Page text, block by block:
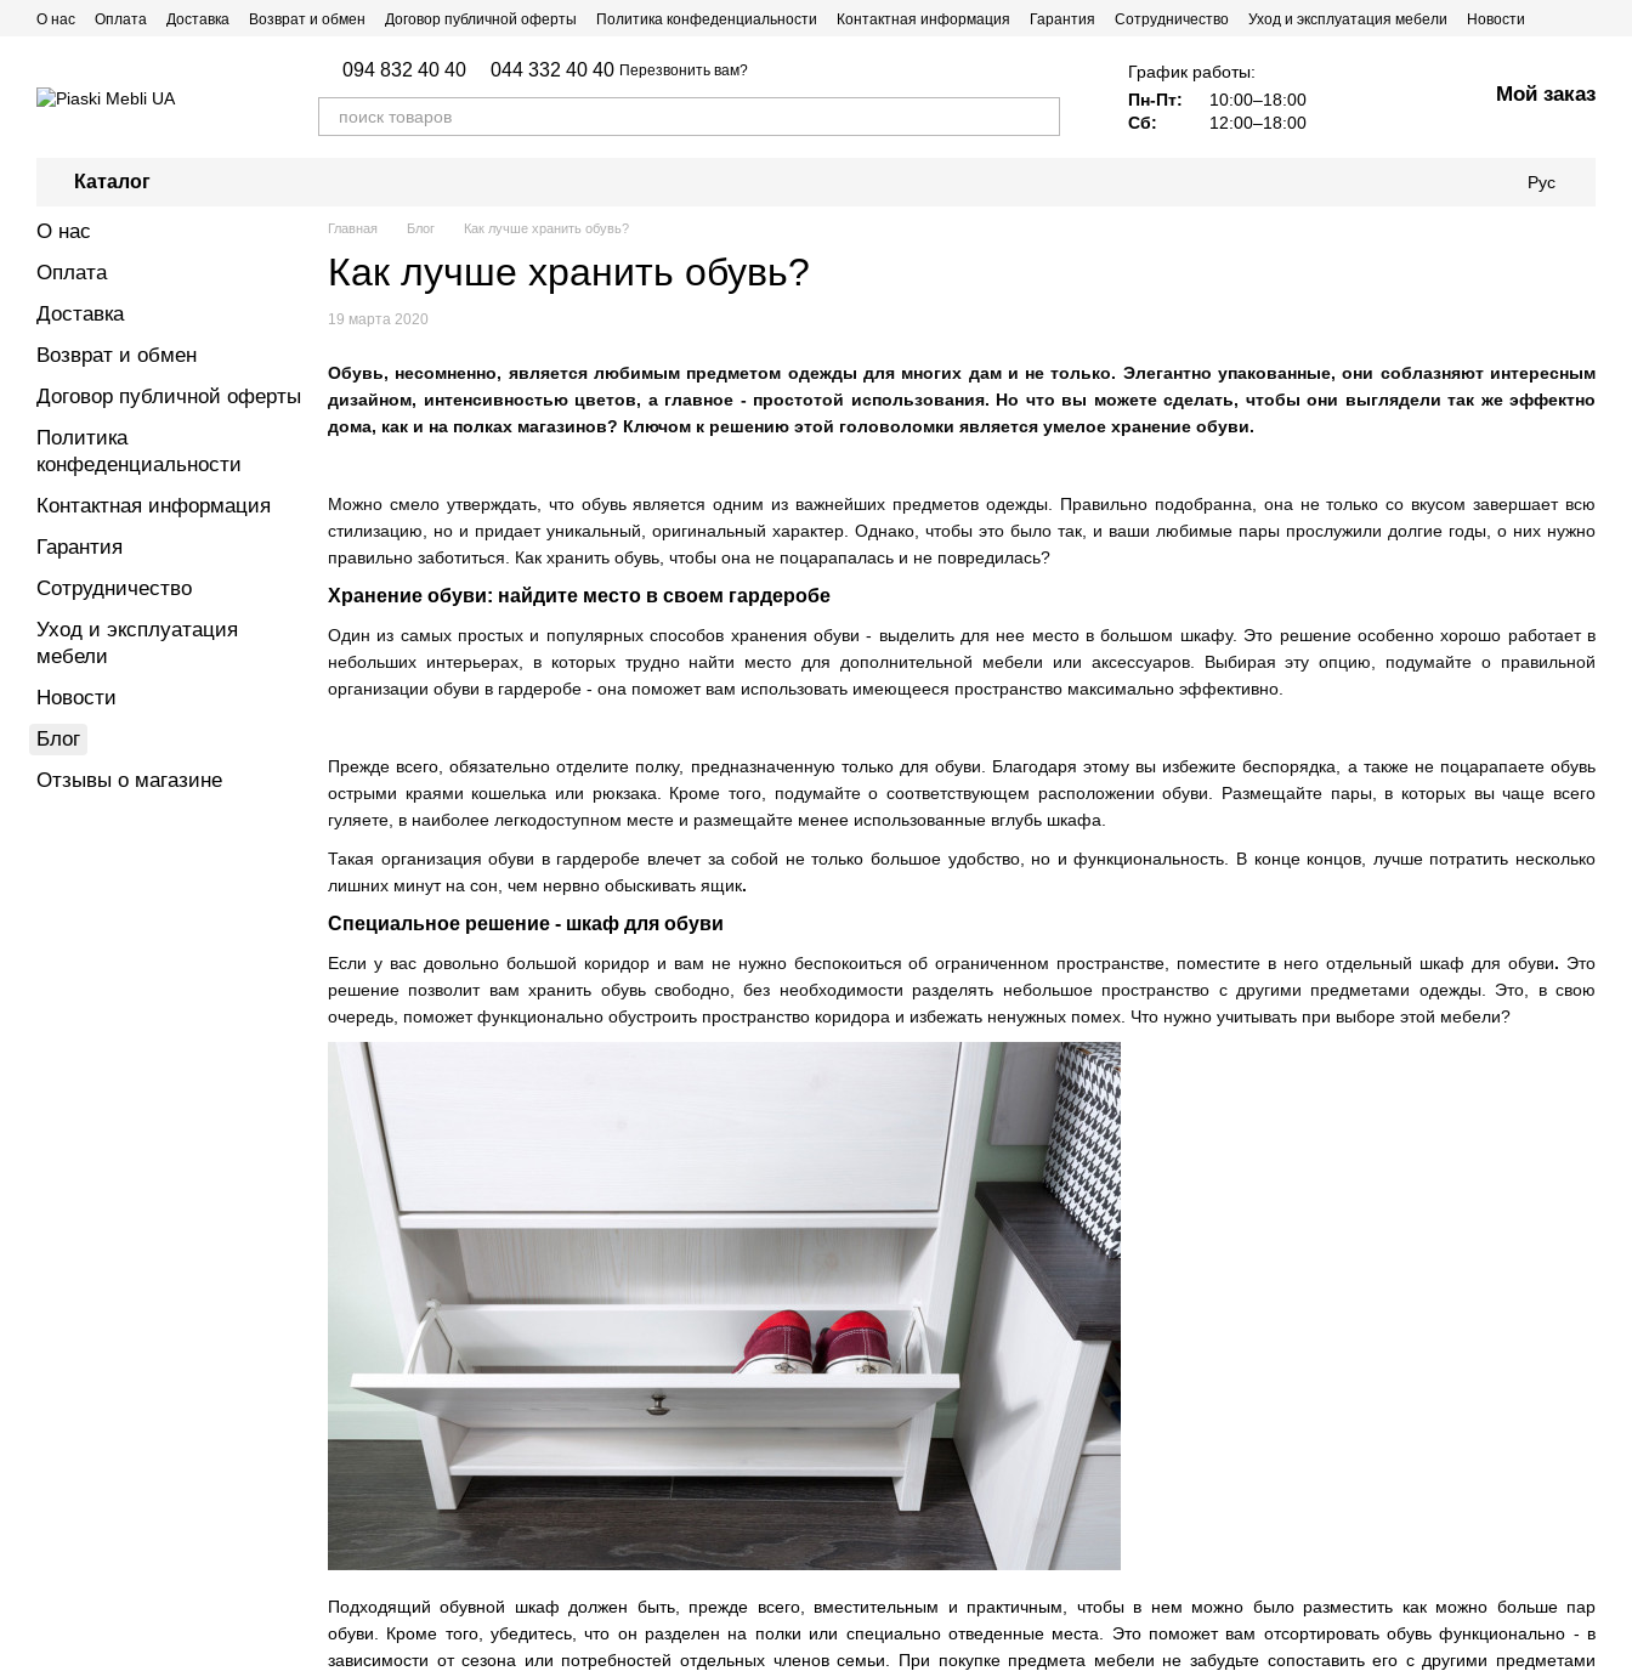
Перейти к основному контенту
О нас Оплата Доставка Возврат и обмен Договор публичной оферты Политика конфеденциальности Контактная информация Гарантия Сотрудничество Уход и эксплуатация мебели
Новости
094 832 40 40 044 332 40 40 Перезвонить вам?
График работы:
Пн-Пт:
10:00–18:00
Сб:
12:00–18:00
Мой заказ
Каталог Рус
Главная Блог Как лучше хранить обувь?
Как лучше хранить обувь?
19 марта 2020
Обувь, несомненно, является любимым предметом одежды для многих дам и не только. Элегантно упакованные, они соблазняют интересным
дизайном, интенсивностью цветов, а главное - простотой использования. Но что вы можете сделать, чтобы они выглядели так же эффектно
дома, как и на полках магазинов? Ключом к решению этой головоломки является умелое хранение обуви.
Можно смело утверждать, что обувь является одним из важнейших предметов одежды. Правильно подобранна, онане только со вкусом завершает всю
стилизацию, но и придает уникальный, оригинальный характер. Однако, чтобы это было так, и ваши любимые пары прослужили долгие годы, о них нужно
правильно заботиться. Как хранить обувь, чтобы она не поцарапалась и не повредилась?
Хранение обуви: найдите место в своем гардеробе
Один из самых простых и популярных способов хранения обуви - выделить для нее место в большом шкафу. Это решение особенно хорошо работает в
небольших интерьерах, в которых трудно найти место для дополнительной мебели или аксессуаров. Выбирая эту опцию, подумайте о правильной
организации обуви в гардеробе - она ​​поможет вам использовать имеющееся пространство максимально эффективно.
Прежде всего, обязательно отделите полку, предназначенную только для обуви. Благодаря этому вы избежите беспорядка, а такженепоцарапаете обувь
острыми краями кошелька или рюкзака. Кроме того, подумайте о соответствующем расположении обуви. Размещайте пары, в которых вы чаще всего
гуляете, в наиболее легкодоступном месте и размещайте менее использованные вглубь шкафа.
Такая организация обуви в гардеробе влечет за собой не только большое удобство, но и функциональность. В конце концов, лучше потратить несколько
лишних минут на сон, чем нервно обыскивать ящик.
Специальное решение - шкаф для обуви
Если у вас довольно большой коридор и вам не нужно беспокоиться об ограниченном пространстве, поместите в него отдельный шкаф для обуви. Это
решение позволит вам хранить обувь свободно, без необходимости разделять небольшое пространство с другими предметами одежды. Это, в свою
очередь, поможет функционально обустроить пространство коридора и избежать ненужных помех. Что нужно учитывать при выборе этой мебели?
Подходящий обувной шкаф должен быть, прежде всего, вместительным и практичным, чтобы в нем можно было разместить как можно больше пар
обуви. Кроме того, убедитесь, что он разделен на полки или специально отведенные места. Это поможет вам отсортировать обувь функционально - в
зависимости от сезона или потребностей отдельных членов семьи. При покупке предмета мебели не забудьте сопоставить его с другими предметами
О нас
Оплата
Доставка
Возврат и обмен
Договор публичной оферты
Политика
конфеденциальности
Контактная информация
Гарантия
Сотрудничество
Уход и эксплуатация
мебели
Новости
Блог
Отзывы о магазине